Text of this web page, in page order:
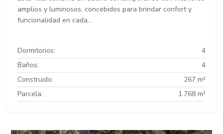
amplios y luminosos, concebidos para brindar confort y
funcionalidad en cada...
Dormitorios:
4
Baños:
4
Construido:
267 m²
Parcela:
1.768 m²